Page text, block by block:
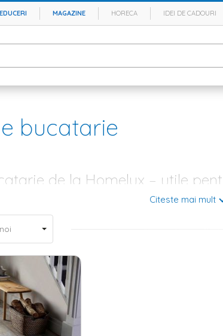
MAGAZINE HORECA IDEI DE CADOURI
bucatarie
de la Homelux – utile
bucatariei este unul dintre cele mai importante
toata familia pentru a prepara si a savura cele mai
alaturi de cei dragi, iar din acest motiv, la Homelux
si corpurile de iluminat, este timpul sa cauti
de intretinut.
modele elegante si preturi accesibile
in stil clasic sau bucatarie in stil traditional? Indiferent
dreptunghiulare pentru bucatarie, in doua variante de
de a-ti alege varianta preferata fara a fi constrans de
ori iti place sa pregatesti in fiecare zi cele mai
Citeste mai mult